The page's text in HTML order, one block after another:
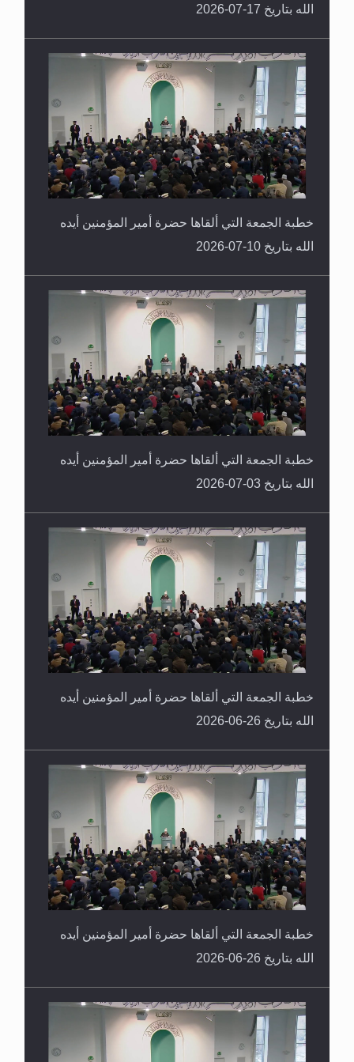
الله بتاريخ 17-07-2026
خطبة الجمعة التي ألقاها حضرة أمير المؤمنين أيده
الله بتاريخ 10-07-2026
خطبة الجمعة التي ألقاها حضرة أمير المؤمنين أيده
الله بتاريخ 03-07-2026
خطبة الجمعة التي ألقاها حضرة أمير المؤمنين أيده
الله بتاريخ 26-06-2026
خطبة الجمعة التي ألقاها حضرة أمير المؤمنين أيده
الله بتاريخ 26-06-2026